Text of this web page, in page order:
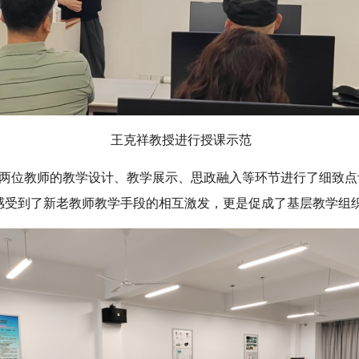
王克祥教授进行授课示范
教师的教学设计、教学展示、思政融入等环节进行了细致
到了新老教师教学手段的相互激发，更是促成了基层教学